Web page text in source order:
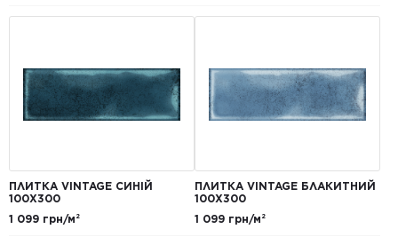
ПЛИТКА VINTAGE СИНІЙ
100X300
1 099 грн/м²
ПЛИТКА VINTAGE БЛАКИТНИЙ
100X300
1 099 грн/м²